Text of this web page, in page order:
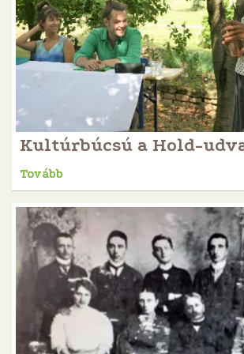
Kultúrbúcsú a Hold-
Tovább